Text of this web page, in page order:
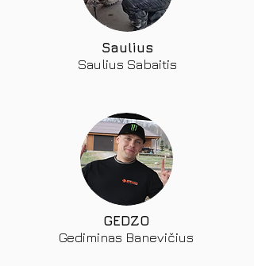
Saulius
Saulius Sabaitis
GEDZO
Gediminas Banevičius